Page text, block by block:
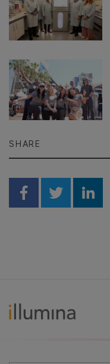
SHARE
Share on
Share